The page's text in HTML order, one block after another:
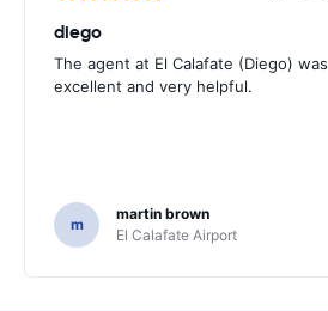
diego
The agent at El Calafate (Diego) was
excellent and very helpful.
m
martin brown
El Calafate Airport